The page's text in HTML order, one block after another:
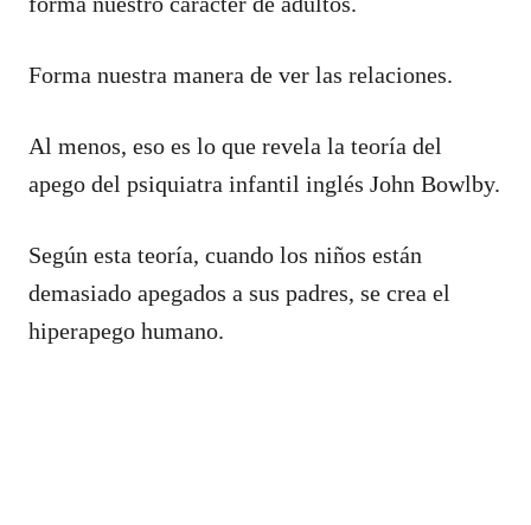
Forma nuestra manera de ver las relaciones.
Al menos, eso es lo que revela la teoría del
apego del psiquiatra infantil inglés John Bowlby.
Según esta teoría, cuando los niños están
demasiado apegados a sus padres, se crea el
hiperapego humano.